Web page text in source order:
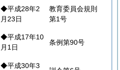
◆平成28年2
月23日
教育委員会規則
第1号
◆平成17年10
月1日
条例第90号
◆平成30年3